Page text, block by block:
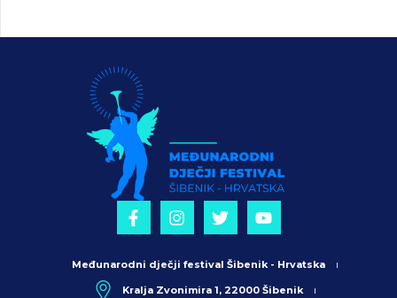
Međunarodni dječji festival Šibenik - Hrvatska
Kralja Zvonimira 1, 22000 Šibenik